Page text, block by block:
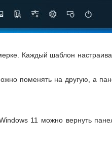
Каждый шаблон
поменять на другую, а
11 можно вернуть